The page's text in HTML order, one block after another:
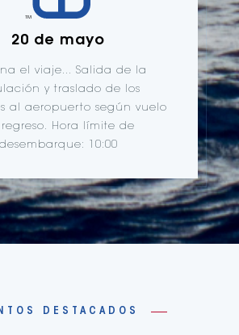
20 de mayo
el viaje... Salida de la
y traslado de los
al aeropuerto según vuelo
Hora límite de
desembarque: 10:00
DESTACADOS